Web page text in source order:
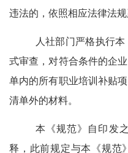
违法的，依照相应法律法规
人社部门严格执行
式审查，对符合条件的企
单内的所有职业培训补贴
清单外的材料。
本《规范》 自印发
释，此前规定与本《规范